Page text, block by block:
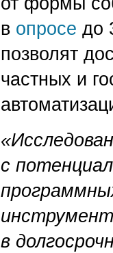
в опросе до
позволят
частных и
с
в